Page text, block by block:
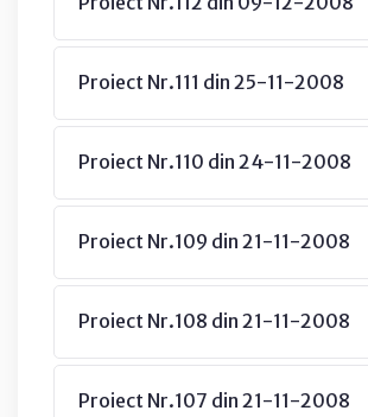
Proiect Nr.111 din 25-11-2008
Proiect Nr.110 din 24-11-2008
Proiect Nr.109 din 21-11-2008
Proiect Nr.108 din 21-11-2008
Proiect Nr.107 din 21-11-2008